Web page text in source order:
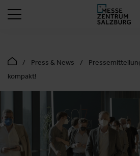
Press & News
kompakt!